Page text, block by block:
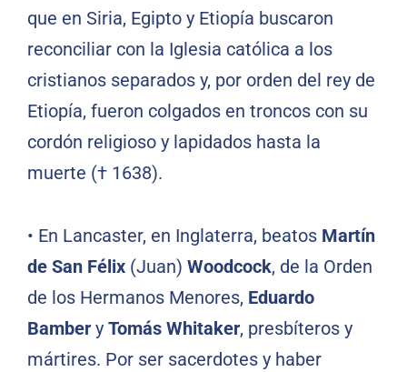
que en Siria, Egipto y Etiopía buscaron
reconciliar con la Iglesia católica a los
cristianos separados y, por orden del rey de
Etiopía, fueron colgados en troncos con su
cordón religioso y lapidados hasta la
muerte († 1638).
• En Lancaster, en Inglaterra, beatos Martín
de San Félix (Juan) Woodcock, de la Orden
de los Hermanos Menores, Eduardo
Bamber y Tomás Whitaker, presbíteros y
mártires. Por ser sacerdotes y haber